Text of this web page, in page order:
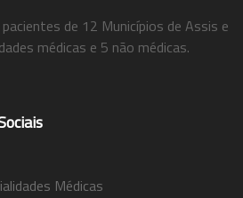
de 12 Municípios de Assis e
médicas e 5 não médicas.
Médicas